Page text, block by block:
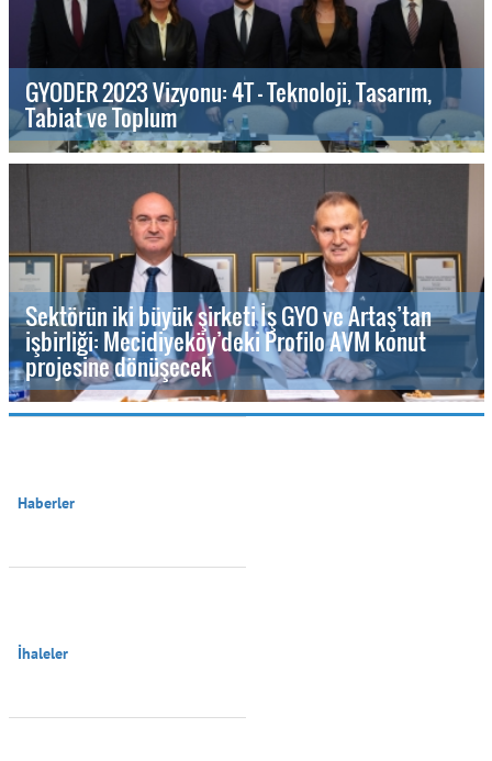
GYODER 2023 Vizyonu: 4T - Teknoloji, Tasarım,
Tabiat ve Toplum
Sektörün iki büyük şirketi İş GYO ve Artaş’tan
işbirliği: Mecidiyeköy’deki Profilo AVM konut
projesine dönüşecek
Haberler
İhaleler